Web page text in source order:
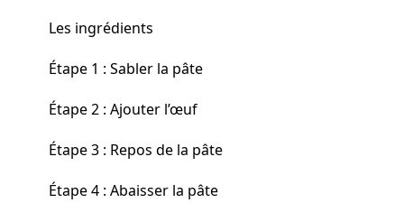
Les ingrédients
Étape 1 : Sabler la pâte
Étape 2 : Ajouter l’œuf
Étape 3 : Repos de la pâte
Étape 4 : Abaisser la pâte